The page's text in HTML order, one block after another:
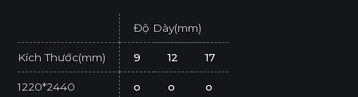
Độ Dày(mm)
Kích Thước(mm) 9 12 17
1220*2440 o o o